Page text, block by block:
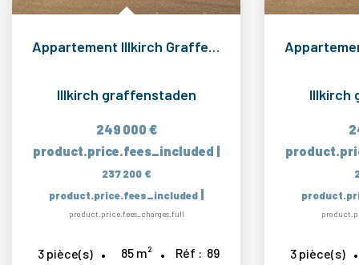
Appartement Illkirch Graffenstaden 3 pièce(s) 85 m2
Illkirch graffenstaden
249 000 €
product.price.fees_included |
237 200 €
product.price.fees_included |
product.price.fees_charges.full
3 pièce(s) 85 m² Réf : 89
Illkirch
3 pièce(s)